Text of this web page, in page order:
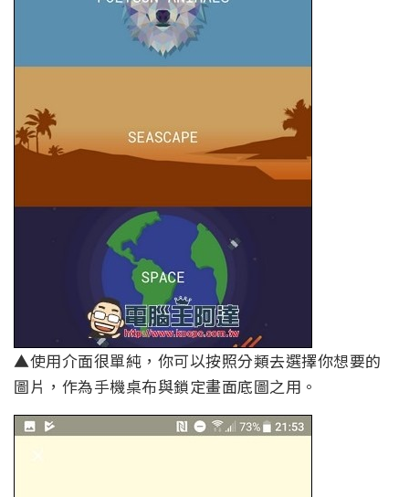
▲使用介面很單純，你可以按照分類去選擇你想要的
圖片，作為手機桌布與鎖定畫面底圖之用。